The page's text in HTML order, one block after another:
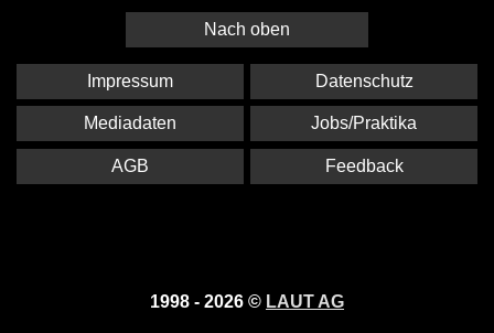
Nach oben
1998 - 2026 © LAUT AG
Impressum Datenschutz
Mediadaten Jobs/Praktika
AGB Feedback